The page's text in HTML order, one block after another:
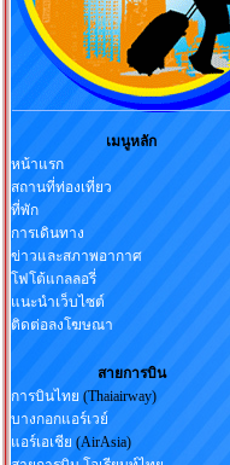
เมนูหลัก
หน้าแรก
สถานที่ท่องเที่ยว
ที่พัก
การเดินทาง
ข่าวและสภาพอากาศ
โฟโต้แกลลอรี่
แนะนำเว็บไซต์
ติดต่อลงโฆษณา
สายการบิน
การบินไทย (Thaiairway)
บางกอกแอร์เวย์
แอร์เอเชีย (AirAsia)